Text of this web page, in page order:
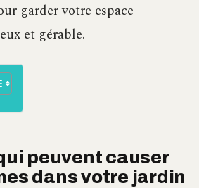
garder votre espace
et gérable.
peuvent causer
dans votre jardin